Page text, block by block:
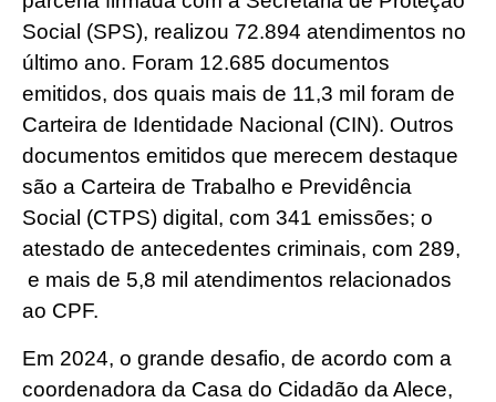
Social (SPS), realizou 72.894 atendimentos no
último ano. Foram 12.685 documentos
emitidos, dos quais mais de 11,3 mil foram de
Carteira de Identidade Nacional (CIN). Outros
documentos emitidos que merecem destaque
são a Carteira de Trabalho e Previdência
Social (CTPS) digital, com 341 emissões; o
atestado de antecedentes criminais, com 289,
e mais de 5,8 mil atendimentos relacionados
ao CPF.
Em 2024, o grande desafio, de acordo com a
coordenadora da Casa do Cidadão da Alece,